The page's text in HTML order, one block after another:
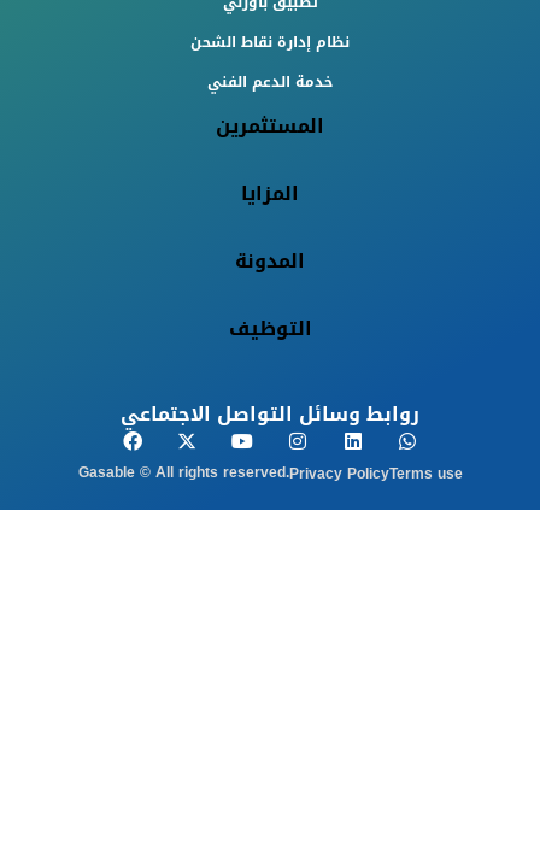
نظام إدارة نقاط الشحن
خدمة الدعم الفني
المستثمرين
المزايا
المدونة
التوظيف
روابط وسائل التواصل الاجتماعي
Gasable © All rights reserved.Privacy PolicyTerms use